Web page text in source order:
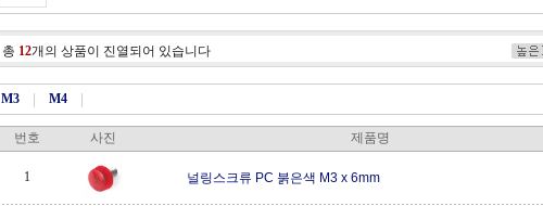
총 12개의 상품이 진열되어 있습니다
M3 M4
번호 사진 제품명
1 널링스크류 PC 붉은색 M3 x 6mm